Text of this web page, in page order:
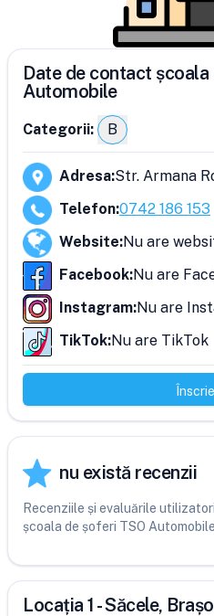
Date de contact
Automobile
Categorii: B
Adresa:Str. Armana
Telefon:0742 186 153
Website:Nu are
Facebook:Nu are
Instagram:Nu are
TikTok:Nu are TikTok
nu există recenzii
Recenziile și evaluările
școala de șoferi TSO Automobile
Locația 1 - Săcele,